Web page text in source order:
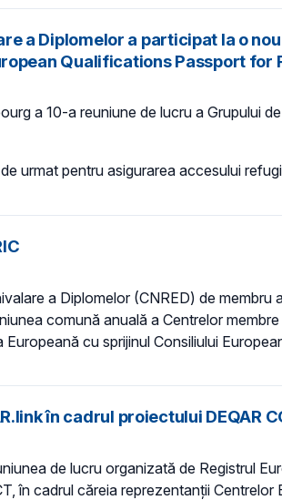
a Diplomelor a participat la o
Qualifications Passport for
a 10-a reuniune de lucru a Grupului
urmat pentru asigurarea accesului
a Diplomelor (CNRED) de
comună anuală a Centrelor
cu sprijinul Consiliului
în cadrul proiectului DEQAR
de lucru organizată de Registrul
în cadrul căreia reprezentanții